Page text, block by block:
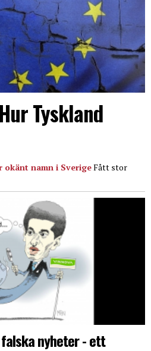
Tyskland
okänt namn i SverigeFått stor
nyheter - ett